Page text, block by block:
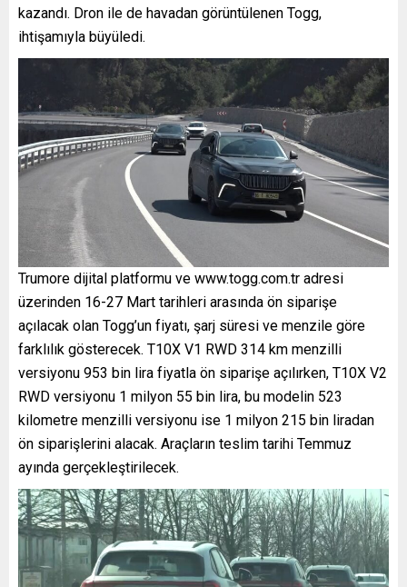
kazandı. Dron ile de havadan görüntülenen Togg,
ihtişamıyla büyüledi.
Trumore dijital platformu ve www.togg.com.tr adresi
üzerinden 16-27 Mart tarihleri arasında ön siparişe
açılacak olan Togg’un fiyatı, şarj süresi ve menzile göre
farklılık gösterecek. T10X V1 RWD 314 km menzilli
versiyonu 953 bin lira fiyatla ön siparişe açılırken, T10X V2
RWD versiyonu 1 milyon 55 bin lira, bu modelin 523
kilometre menzilli versiyonu ise 1 milyon 215 bin liradan
ön siparişlerini alacak. Araçların teslim tarihi Temmuz
ayında gerçekleştirilecek.